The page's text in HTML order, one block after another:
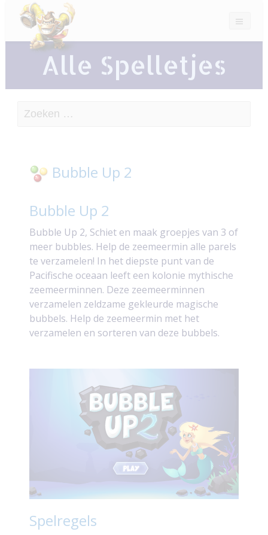
Alle Spelletjes
Zoeken
Bubble Up 2
Bubble Up 2
Bubble Up 2, Schiet en maak groepjes van 3 of
meer bubbles. Help de zeemeermin alle parels
te verzamelen! In het diepste punt van de
Pacifische oceaan leeft een kolonie mythische
zeemeerminnen. Deze zeemeerminnen
verzamelen zeldzame gekleurde magische
bubbels. Help de zeemeermin met het
verzamelen en sorteren van deze bubbels.
Spelregels